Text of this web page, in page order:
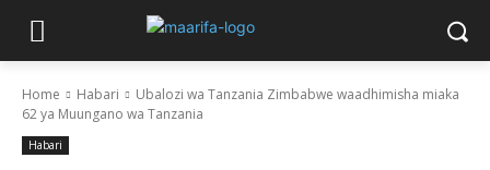
Home Habari
Ubalozi wa Tanzania Zimbabwe waadhimisha miaka
62 ya Muungano wa Tanzania
Habari